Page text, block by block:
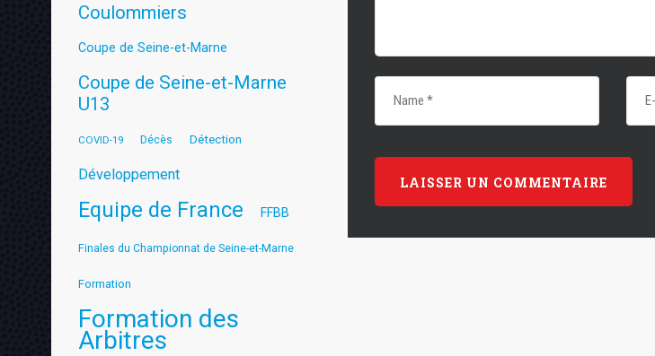
Coulommiers
Coupe de Seine-et-Marne
Coupe de Seine-et-Marne
U13
COVID-19 Décès Détection
Développement
Equipe de France FFBB
Finales du Championnat de Seine-et-Marne
Formation
Formation des
Arbitres